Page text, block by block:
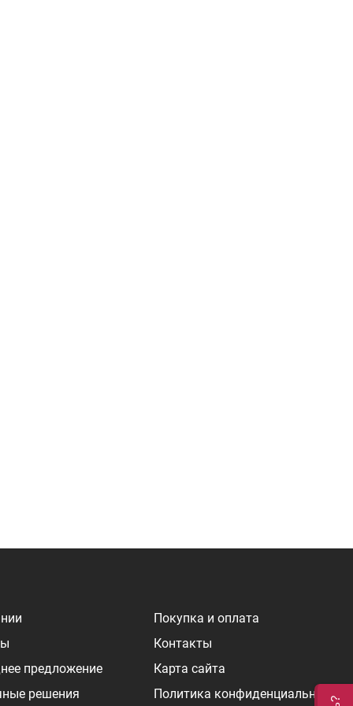
предложение
решения
Покупка и оплата
Контакты
Карта сайта
Политика конфиденциальности